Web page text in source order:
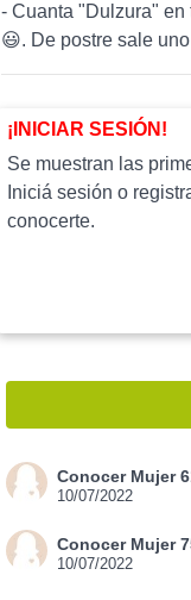
- Cuanta "Dulzura"
😃. De postre sale
¡INICIAR SESIÓN!
Se muestran las
Iniciá sesión o
conocerte.
Conocer Mujer
10/07/2022
Conocer Mujer
10/07/2022